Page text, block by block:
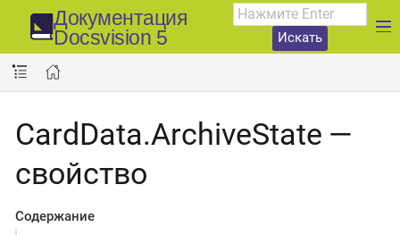
Документация
Docsvision 5
Искать
CardData.ArchiveState —
свойство
Содержание